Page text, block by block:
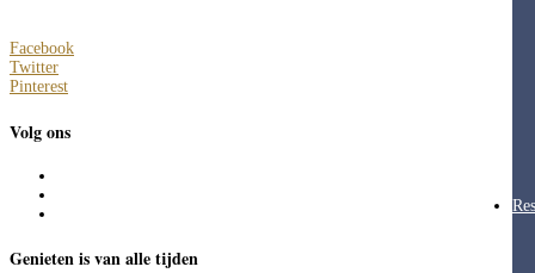
Facebook
Twitter
Pinterest
Volg ons
Genieten is van alle tijden